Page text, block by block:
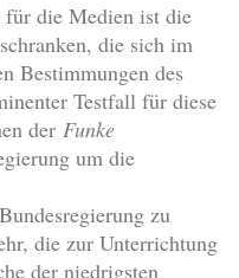
für die Medien ist die
die sich im
Bestimmungen des
Testfall für diese
derFunke
um die
zu
die zur Unterrichtung
der niedrigsten